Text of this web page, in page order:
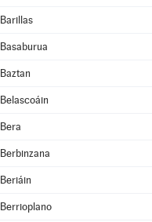
Barillas
Basaburua
Baztan
Belascoáin
Bera
Berbinzana
Beriáin
Berrioplano